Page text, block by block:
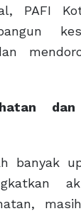
PAFI
banyak